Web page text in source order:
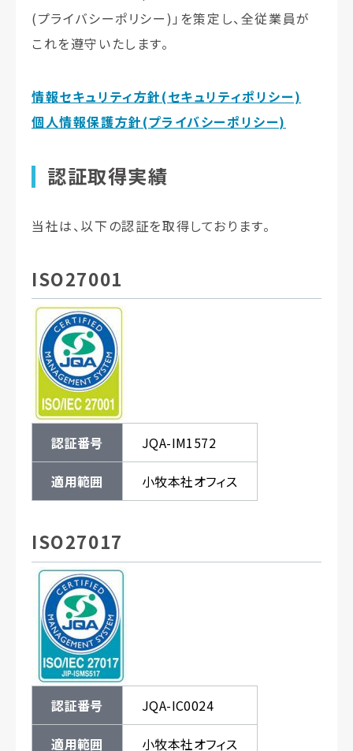
(プライバシーポリシー)」を策定し、全従業員が
これを遵守いたします。
情報セキュリティ方針(セキュリティポリシー)
個人情報保護方針(プライバシーポリシー)
認証取得実績
当社は、以下の認証を取得しております。
ISO27001
認証番号 JQA-IM1572
適用範囲 小牧本社オフィス
ISO27017
認証番号 JQA-IC0024
適用範囲 小牧本社オフィス